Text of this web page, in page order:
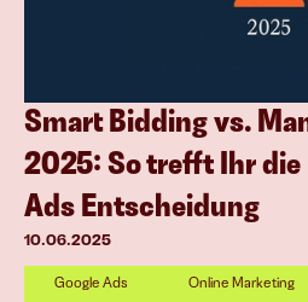
Smart Bidding vs.
2025: So trefft Ihr die
Ads Entscheidung
10.06.2025
Google Ads Online Marketing